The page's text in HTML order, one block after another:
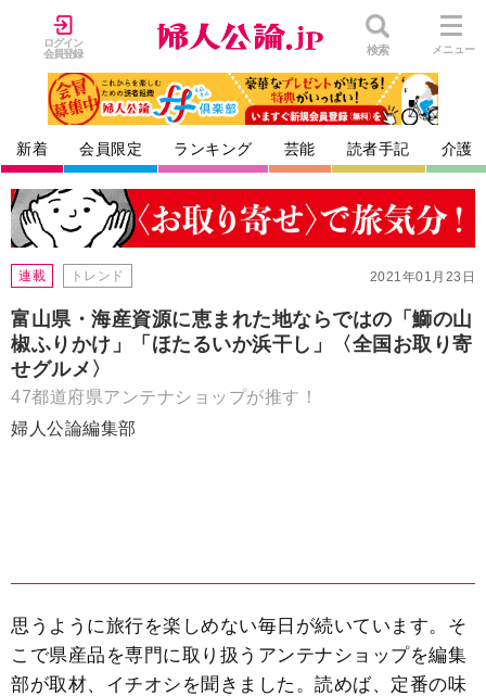
ログイン
会員登録
検索 メニュー
新着 会員限定 ランキング 芸能 読者手記 介護
2021年01月23日
連載 トレンド
富山県・海産資源に恵まれた地ならではの「鰤の山
椒ふりかけ」「ほたるいか浜干し」〈全国お取り寄
せグルメ〉
47都道府県アンテナショップが推す！
婦人公論編集部
思うように旅行を楽しめない毎日が続いています。そ
こで県産品を専門に取り扱うアンテナショップを編集
部が取材、イチオシを聞きました。読めば、定番の味